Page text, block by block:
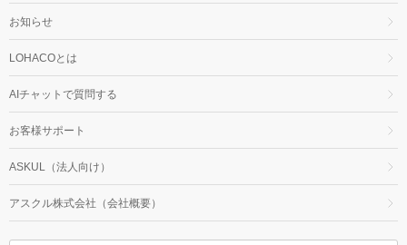
お知らせ
LOHACOとは
AIチャットで質問する
お客様サポート
ASKUL（法人向け）
アスクル株式会社（会社概要）